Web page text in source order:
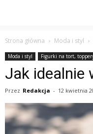
Strona główna Moda i styl
Moda i styl Figurki na tort,
Jak idealnie
Przez Redakcja - 12 kwietnia